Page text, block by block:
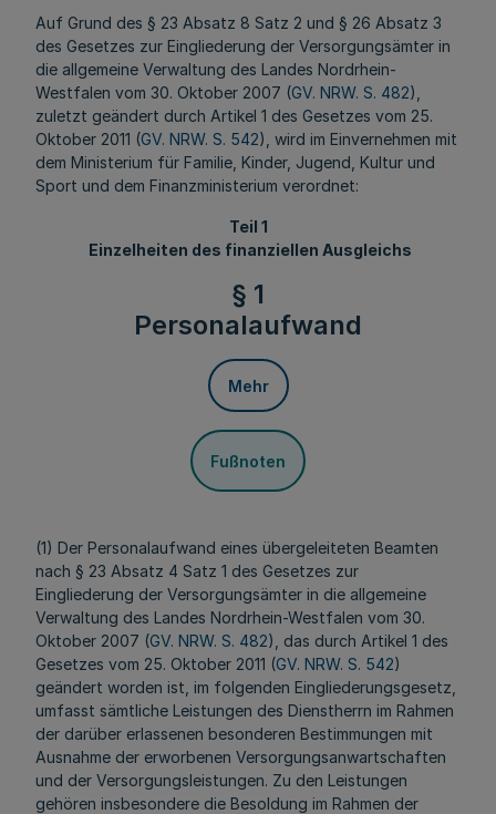
Auf Grund des § 23 Absatz 8 Satz 2 und § 26 Absatz 3
des Gesetzes zur Eingliederung der Versorgungsämter in
die allgemeine Verwaltung des Landes Nordrhein-
Westfalen vom 30. Oktober 2007 (GV. NRW. S. 482),
zuletzt geändert durch Artikel 1 des Gesetzes vom 25.
Oktober 2011 (GV. NRW. S. 542), wird im Einvernehmen mit
dem Ministerium für Familie, Kinder, Jugend, Kultur und
Sport und dem Finanzministerium verordnet:
Teil 1
Einzelheiten des finanziellen Ausgleichs
§ 1
Personalaufwand
Mehr
Fußnoten
(1) Der Personalaufwand eines übergeleiteten Beamten
nach § 23 Absatz 4 Satz 1 des Gesetzes zur
Eingliederung der Versorgungsämter in die allgemeine
Verwaltung des Landes Nordrhein-Westfalen vom 30.
Oktober 2007 (GV. NRW. S. 482), das durch Artikel 1 des
Gesetzes vom 25. Oktober 2011 (GV. NRW. S. 542)
geändert worden ist, im folgenden Eingliederungsgesetz,
umfasst sämtliche Leistungen des Dienstherrn im Rahmen
der darüber erlassenen besonderen Bestimmungen mit
Ausnahme der erworbenen Versorgungsanwartschaften
und der Versorgungsleistungen. Zu den Leistungen
gehören insbesondere die Besoldung im Rahmen der